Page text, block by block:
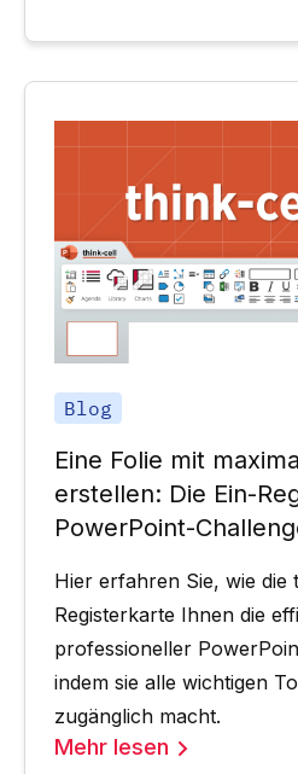
Blog
Eine Folie mit
erstellen: Die Ein-
PowerPoint-
Hier erfahren Sie, wie die
Registerkarte Ihnen die
professioneller
indem sie alle wichtigen
zugänglich macht.
Mehr lesen